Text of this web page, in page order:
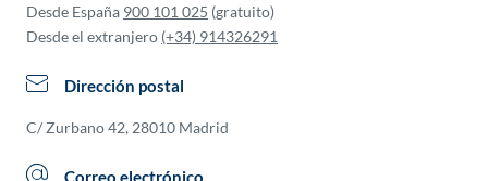
Desde España 900 101 025 (gratuito)
Desde el extranjero (+34) 914326291
Dirección postal
C/ Zurbano 42, 28010 Madrid
Correo electrónico